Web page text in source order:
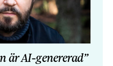
är AI-genererad”